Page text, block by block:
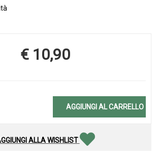
Prezzo
€ 10,90
AGGIUNGI AL CARRELLO
ALLA WISHLIST